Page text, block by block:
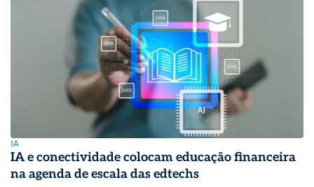
IA
IA e conectividade colocam educação financeira
na agenda de escala das edtechs